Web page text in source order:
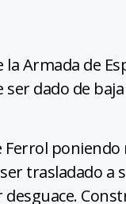
la Armada de
dado de baja
Ferrol
trasladado a